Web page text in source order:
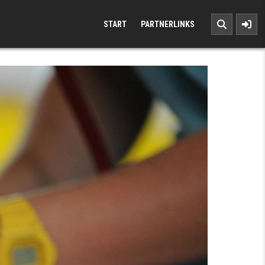
START PARTNERLINKS